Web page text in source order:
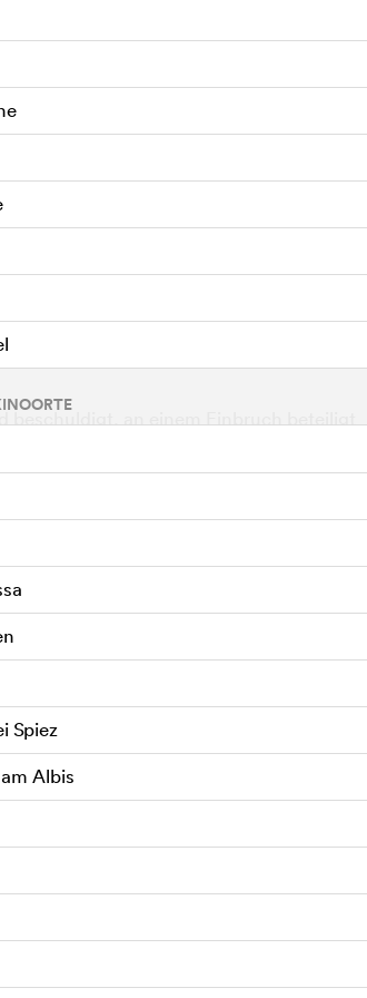
eTRAILER ABSPIELEN
beschuldigt, an einem Einbruch beteiligt
herrschsüchtige
Entlassung kommt es zu einem
aus der einst unbescholtenen Lina
Spiez
Albis
o